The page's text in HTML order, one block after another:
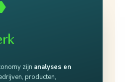
zijn analyses en
producten,